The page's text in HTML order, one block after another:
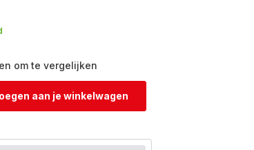
om te vergelijken
Plancha
CB690D
aan je winkelwagen